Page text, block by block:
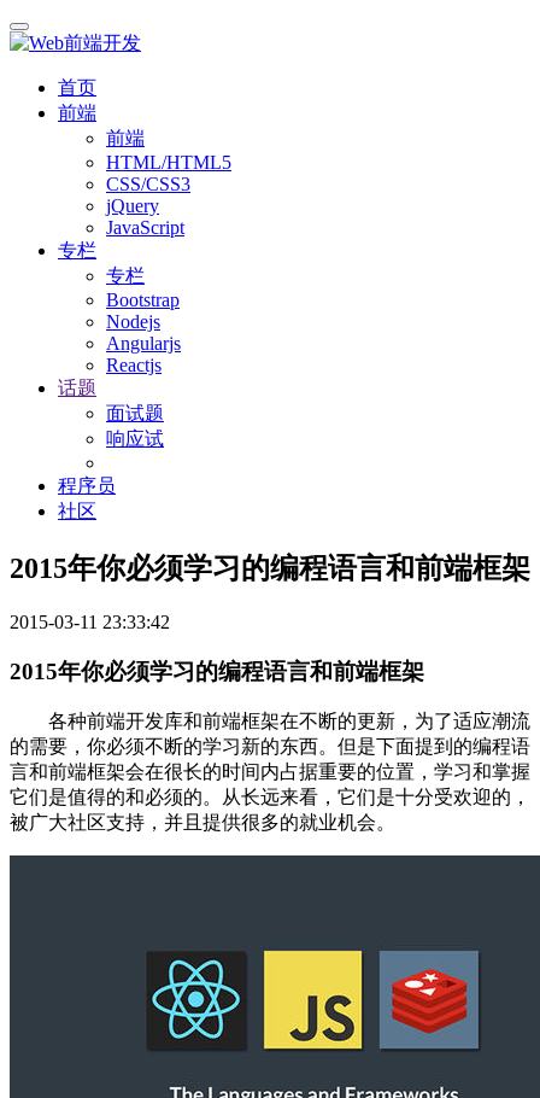
首页
前端
前端
HTML/HTML5
CSS/CSS3
jQuery
JavaScript
专栏
专栏
Bootstrap
Nodejs
Angularjs
Reactjs
话题
面试题
响应试
程序员
社区
2015年你必须学习的编程语言和前端框架
2015-03-11 23:33:42
2015年你必须学习的编程语言和前端框架
各种前端开发库和前端框架在不断的更新，为了适应潮流
的需要，你必须不断的学习新的东西。但是下面提到的编程语
言和前端框架会在很长的时间内占据重要的位置，学习和掌握
它们是值得的和必须的。从长远来看，它们是十分受欢迎的，
被广大社区支持，并且提供很多的就业机会。